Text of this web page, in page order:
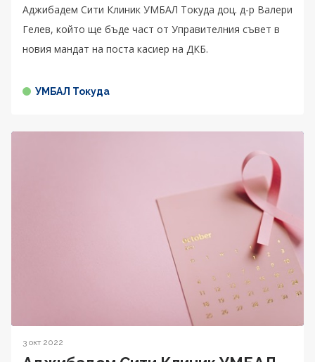
Аджибадем Сити Клиник УМБАЛ Токуда доц. д-р Валери
Гелев, който ще бъде част от Управителния съвет в
новия мандат на поста касиер на ДКБ.
УМБАЛ Токуда
3 окт 2022